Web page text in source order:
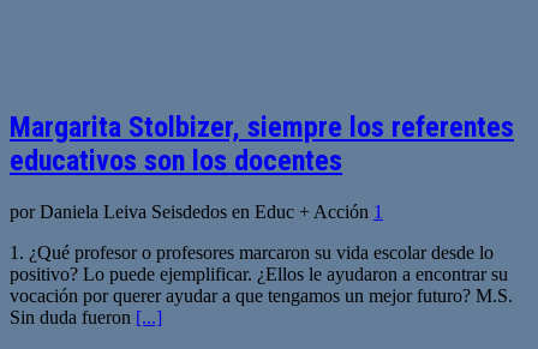
Margarita Stolbizer, siempre los referentes
educativos son los docentes
por Daniela Leiva Seisdedos en Educ + Acción 1
1. ¿Qué profesor o profesores marcaron su vida escolar desde lo
positivo? Lo puede ejemplificar. ¿Ellos le ayudaron a encontrar su
vocación por querer ayudar a que tengamos un mejor futuro? M.S.
Sin duda fueron [...]